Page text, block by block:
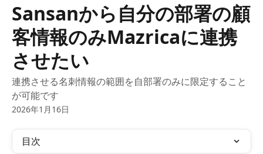
Sansanから自分の部署の顧
客情報のみMazricaに連携
させたい
連携させる名刺情報の範囲を自部署のみに限定すること
が可能です
2026年1月16日
目次